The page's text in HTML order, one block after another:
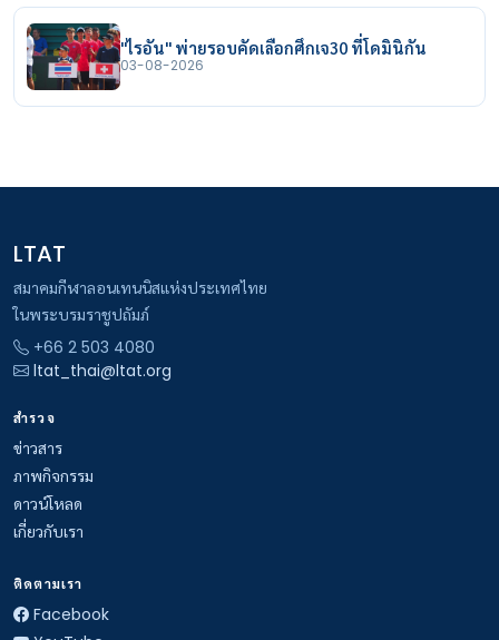
"ไรอัน" พ่ายรอบคัดเลือกศึกเจ30 ที่โดมินิกัน
03-08-2026
LTAT
สมาคมกีฬาลอนเทนนิสแห่งประเทศไทย
ในพระบรมราชูปถัมภ์
+66 2 503 4080
ltat_thai@ltat.org
สำรวจ
ข่าวสาร
ภาพกิจกรรม
ดาวน์โหลด
เกี่ยวกับเรา
ติดตามเรา
Facebook